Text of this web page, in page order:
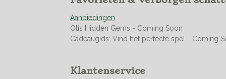
4
2
2
5
Aanbiedingen
Otis Hidden Gems - Coming Soon
Cadeaugids: Vind het perfecte spel - Coming
Klantenservice